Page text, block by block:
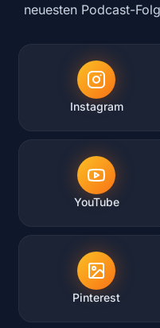
neuesten Podcast-
Instagram
YouTube
Pinterest